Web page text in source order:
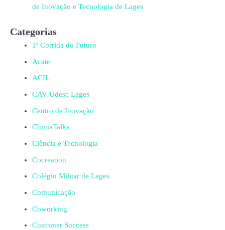
de Inovação e Tecnologia de Lages
Categorias
1ª Corrida do Futuro
Acate
ACIL
CAV Udesc Lages
Centro de Inovação
ChimaTalks
Ciência e Tecnologia
Cocreation
Colégio Militar de Lages
Comunicação
Coworking
Customer Success